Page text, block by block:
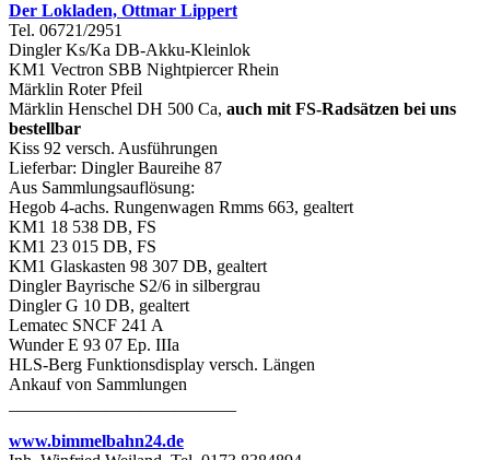
Der Lokladen, Ottmar Lippert
Tel. 06721/2951
Dingler Ks/Ka DB-Akku-Kleinlok
KM1 Vectron SBB Nightpiercer Rhein
Märklin Roter Pfeil
Märklin Henschel DH 500 Ca, auch mit FS-Radsätzen bei uns
bestellbar
Kiss 92 versch. Ausführungen
Lieferbar: Dingler Baureihe 87
Aus Sammlungsauflösung:
Hegob 4-achs. Rungenwagen Rmms 663, gealtert
KM1 18 538 DB, FS
KM1 23 015 DB, FS
KM1 Glaskasten 98 307 DB, gealtert
Dingler Bayrische S2/6 in silbergrau
Dingler G 10 DB, gealtert
Lematec SNCF 241 A
Wunder E 93 07 Ep. IIIa
HLS-Berg Funktionsdisplay versch. Längen
Ankauf von Sammlungen
www.bimmelbahn24.de